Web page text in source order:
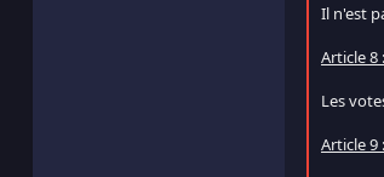
Il n'est
Article 8
Les
Article 9